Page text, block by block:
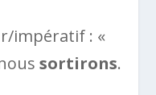
impératif : «
sortirons.